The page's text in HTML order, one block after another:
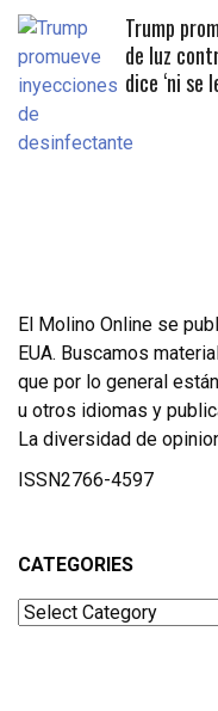
Trump
de luz
dice ‘ni se
El Molino Online se
EUA. Buscamos
que por lo general
u otros idiomas y
La diversidad de
ISSN2766-4597
CATEGORIES
Categories